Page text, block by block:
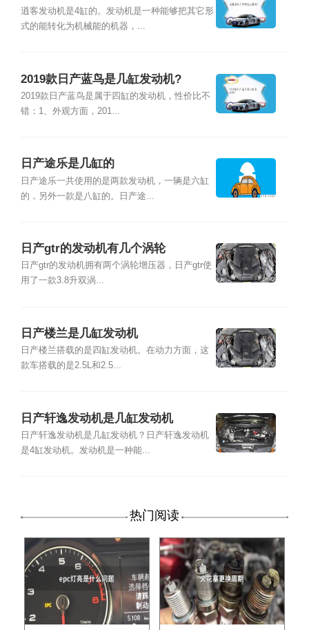
逍客发动机是4缸的。发动机是一种能够把其它形
式的能转化为机械能的机器，...
2019款日产蓝鸟是几缸发动机?
2019款日产蓝鸟是属于四缸的发动机，性价比不
错：1、外观方面，201...
日产途乐是几缸的
日产途乐一共使用的是两款发动机，一辆是六缸
的，另外一款是八缸的。日产途...
日产gtr的发动机有几个涡轮
日产gtr的发动机拥有两个涡轮增压器，日产gtr使
用了一款3.8升双涡...
日产楼兰是几缸发动机
日产楼兰搭载的是四缸发动机。在动力方面，这
款车搭载的是2.5L和2.5...
日产轩逸发动机是几缸发动机
日产轩逸发动机是几缸发动机？日产轩逸发动机
是4缸发动机。发动机是一种能...
热门阅读